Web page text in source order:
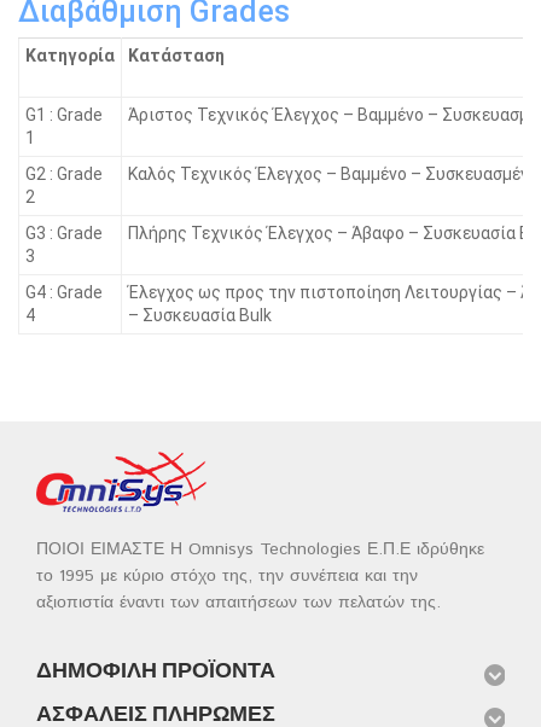
Διαβάθμιση Grades
Κατηγορία Κατάσταση
G1 : Grade
1
Άριστος Τεχνικός Έλεγχος – Βαμμένο –
G2 : Grade
2
Καλός Τεχνικός Έλεγχος – Βαμμένο – Συσκευασμένο
G3 : Grade
3
Πλήρης Τεχνικός Έλεγχος – Άβαφο – Συσκευασία
G4 : Grade
4
Έλεγχος ως προς την πιστοποίηση Λειτουργίας –
– Συσκευασία Bulk
ΠΟΙΟΙ ΕΙΜΑΣΤΕ Η Omnisys Technologies Ε.Π.Ε ιδρύθηκε
το 1995 με κύριο στόχο της, την συνέπεια και την
αξιοπιστία έναντι των απαιτήσεων των πελατών της.
ΔΗΜΟΦΙΛΉ ΠΡΟΪΌΝΤΑ
ΑΣΦΑΛΕΊΣ ΠΛΗΡΩΜΈΣ